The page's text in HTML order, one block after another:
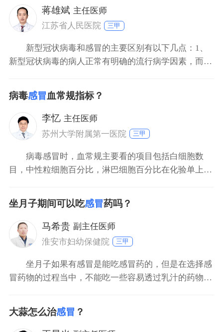
热，少数病人感染后症状较重，可迅速表现出急性呼吸
窘迫综合征，感
蒋雄斌 主任医师
江苏省人民医院
三甲
新型冠状病毒和感冒的主要区别有以下几点：1、
新型冠状病毒的病人正常有明确的流行病学因素，而感
上，主要以发热干咳为主，而感冒主要以呼吸道的症
状，以及鼻部的症状为主。3、新型冠状病毒感染，在
影像学上能够有明确的表现，感冒正常在影像学上属于
正常。
病毒感冒血常规指标？
李忆 主任医师
苏州大学附属第一医院
三甲
病毒感冒时，血常规主要看的项目包括白细胞数
目，中性粒细胞百分比，淋巴细胞百分比在化验单上，
毒性感冒病人的血常规里边，白细胞总数在正常范围
内，中性粒细胞百分比下降，而淋巴细胞百分比多数增
高。而细菌性感冒则是白细胞总数升高，中性粒细胞百
分比升高，
坐月子期间可以吃感冒药吗？
马希贵 副主任医师
淮安市妇幼保健院
三甲
坐月子如果有感冒是能吃感冒药的，但是在选择感
冒药物的过程当中，不能吃一些容易透过乳汁的药物，
损伤，以及生长发育的影响。所以有条件时在选择用
药，上需要到医院就诊，根据医嘱用药，在家庭护理当
大蒜怎么治感冒 ？